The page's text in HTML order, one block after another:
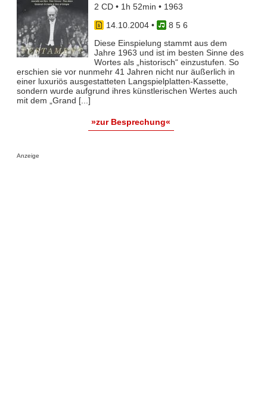
2 CD • 1h 52min • 1963
14.10.2004•
8 5 6
Diese Einspielung stammt aus dem
Jahre 1963 und ist im besten Sinne des
Wortes als „historisch“ einzustufen. So
erschien sie vor nunmehr 41 Jahren nicht nur äußerlich in
einer luxuriös ausgestatteten Langspielplatten-Kassette,
sondern wurde aufgrund ihres künstlerischen Wertes auch
mit dem „Grand [...]
»zur Besprechung«
Anzeige